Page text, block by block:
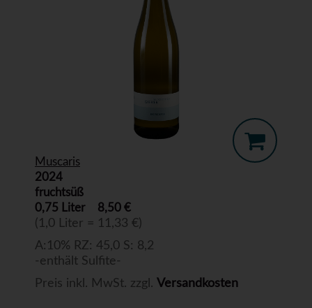
Muscaris
2024
fruchtsüß
0,75 Liter
8,50 €
(1,0 Liter = 11,33 €)
A:10% RZ: 45,0 S: 8,2
-enthält Sulfite-
Preis inkl. MwSt. zzgl. Versandkosten